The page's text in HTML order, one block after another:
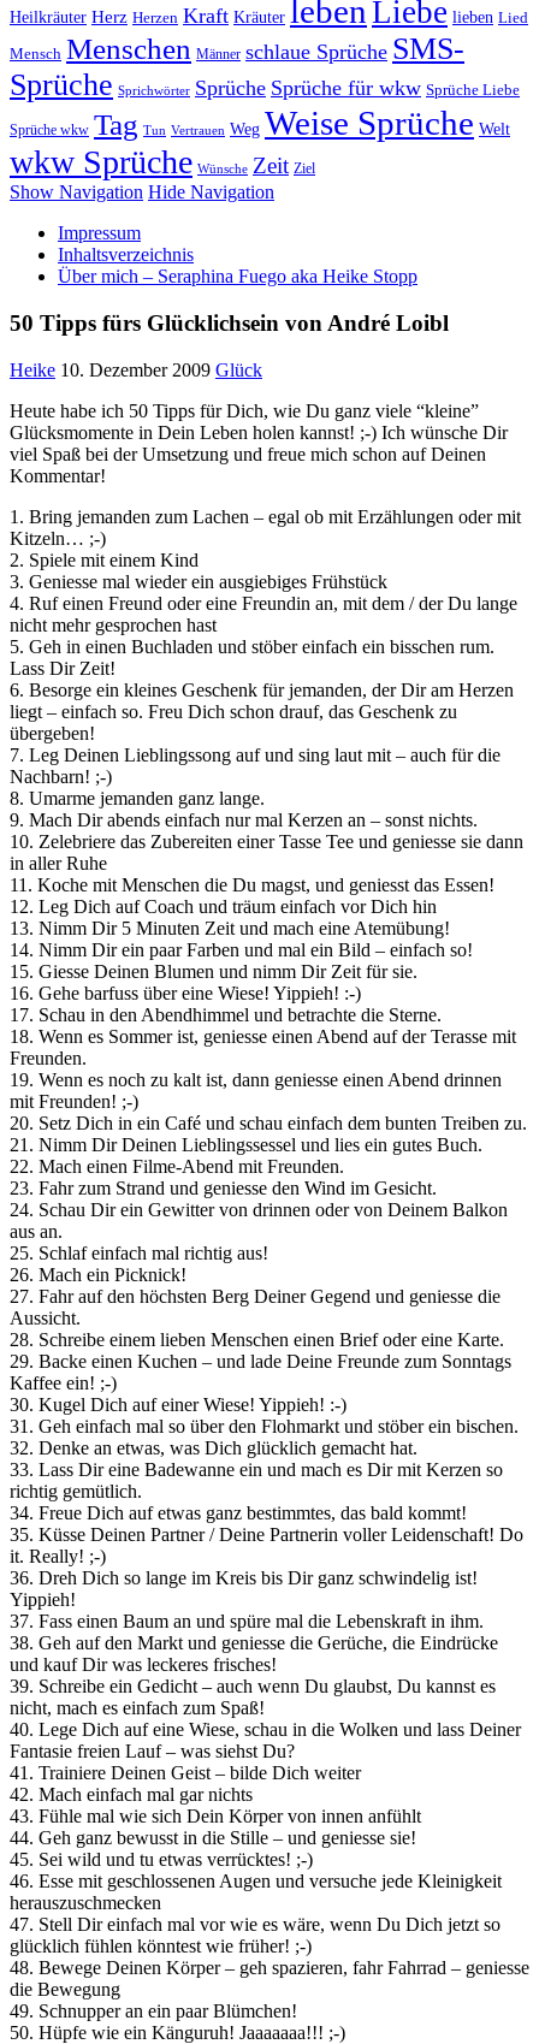
Heilkräuter Herz Herzen Kraft Kräuter leben Liebe lieben Lied
Mensch Menschen Männer schlaue Sprüche SMS-
Sprüche Sprichwörter Sprüche Sprüche für wkw Sprüche Liebe
Sprüche wkw Tag Tun Vertrauen Weg Weise Sprüche Welt
wkw Sprüche Wünsche Zeit Ziel
Show Navigation Hide Navigation
Impressum
Inhaltsverzeichnis
Über mich – Seraphina Fuego aka Heike Stopp
50 Tipps fürs Glücklichsein von André Loibl
Heike 10. Dezember 2009 Glück
Heute habe ich 50 Tipps für Dich, wie Du ganz viele “kleine”
Glücksmomente in Dein Leben holen kannst! ;-) Ich wünsche Dir
viel Spaß bei der Umsetzung und freue mich schon auf Deinen
Kommentar!
1. Bring jemanden zum Lachen – egal ob mit Erzählungen oder mit
Kitzeln… ;-)
2. Spiele mit einem Kind
3. Geniesse mal wieder ein ausgiebiges Frühstück
4. Ruf einen Freund oder eine Freundin an, mit dem / der Du lange
nicht mehr gesprochen hast
5. Geh in einen Buchladen und stöber einfach ein bisschen rum.
Lass Dir Zeit!
6. Besorge ein kleines Geschenk für jemanden, der Dir am Herzen
liegt – einfach so. Freu Dich schon drauf, das Geschenk zu
übergeben!
7. Leg Deinen Lieblingssong auf und sing laut mit – auch für die
Nachbarn! ;-)
8. Umarme jemanden ganz lange.
9. Mach Dir abends einfach nur mal Kerzen an – sonst nichts.
10. Zelebriere das Zubereiten einer Tasse Tee und geniesse sie dann
in aller Ruhe
11. Koche mit Menschen die Du magst, und geniesst das Essen!
12. Leg Dich auf Coach und träum einfach vor Dich hin
13. Nimm Dir 5 Minuten Zeit und mach eine Atemübung!
14. Nimm Dir ein paar Farben und mal ein Bild – einfach so!
15. Giesse Deinen Blumen und nimm Dir Zeit für sie.
16. Gehe barfuss über eine Wiese! Yippieh! :-)
17. Schau in den Abendhimmel und betrachte die Sterne.
18. Wenn es Sommer ist, geniesse einen Abend auf der Terasse mit
Freunden.
19. Wenn es noch zu kalt ist, dann geniesse einen Abend drinnen
mit Freunden! ;-)
20. Setz Dich in ein Café und schau einfach dem bunten Treiben zu.
21. Nimm Dir Deinen Lieblingssessel und lies ein gutes Buch.
22. Mach einen Filme-Abend mit Freunden.
23. Fahr zum Strand und geniesse den Wind im Gesicht.
24. Schau Dir ein Gewitter von drinnen oder von Deinem Balkon
aus an.
25. Schlaf einfach mal richtig aus!
26. Mach ein Picknick!
27. Fahr auf den höchsten Berg Deiner Gegend und geniesse die
Aussicht.
28. Schreibe einem lieben Menschen einen Brief oder eine Karte.
29. Backe einen Kuchen – und lade Deine Freunde zum Sonntags
Kaffee ein! ;-)
30. Kugel Dich auf einer Wiese! Yippieh! :-)
31. Geh einfach mal so über den Flohmarkt und stöber ein bischen.
32. Denke an etwas, was Dich glücklich gemacht hat.
33. Lass Dir eine Badewanne ein und mach es Dir mit Kerzen so
richtig gemütlich.
34. Freue Dich auf etwas ganz bestimmtes, das bald kommt!
35. Küsse Deinen Partner / Deine Partnerin voller Leidenschaft! Do
it. Really! ;-)
36. Dreh Dich so lange im Kreis bis Dir ganz schwindelig ist!
Yippieh!
37. Fass einen Baum an und spüre mal die Lebenskraft in ihm.
38. Geh auf den Markt und geniesse die Gerüche, die Eindrücke
und kauf Dir was leckeres frisches!
39. Schreibe ein Gedicht – auch wenn Du glaubst, Du kannst es
nicht, mach es einfach zum Spaß!
40. Lege Dich auf eine Wiese, schau in die Wolken und lass Deiner
Fantasie freien Lauf – was siehst Du?
41. Trainiere Deinen Geist – bilde Dich weiter
42. Mach einfach mal gar nichts
43. Fühle mal wie sich Dein Körper von innen anfühlt
44. Geh ganz bewusst in die Stille – und geniesse sie!
45. Sei wild und tu etwas verrücktes! ;-)
46. Esse mit geschlossenen Augen und versuche jede Kleinigkeit
herauszuschmecken
47. Stell Dir einfach mal vor wie es wäre, wenn Du Dich jetzt so
glücklich fühlen könntest wie früher! ;-)
48. Bewege Deinen Körper – geh spazieren, fahr Fahrrad – geniesse
die Bewegung
49. Schnupper an ein paar Blümchen!
50. Hüpfe wie ein Känguruh! Jaaaaaaa!!! ;-)